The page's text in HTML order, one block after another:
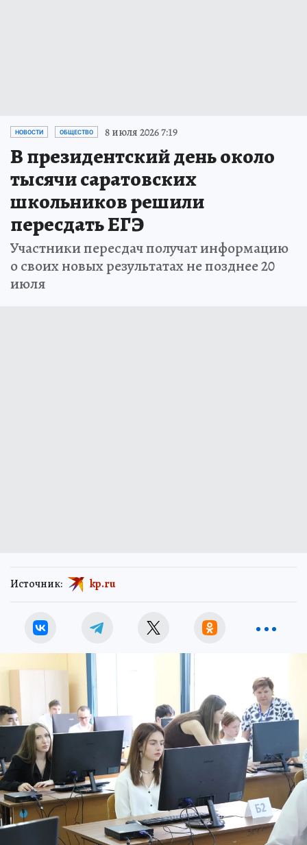
НОВОСТИ ОБЩЕСТВО 8 июля 2026 7:19
В президентский день около
тысячи саратовских
школьников решили
пересдать ЕГЭ
Участники пересдач получат информацию
о своих новых результатах не позднее 20
июля
Источник: kp.ru